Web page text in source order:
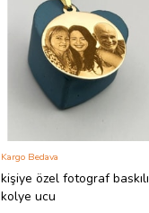
kişiye özel fotograf baskılı
kolye ucu
Kargo Bedava